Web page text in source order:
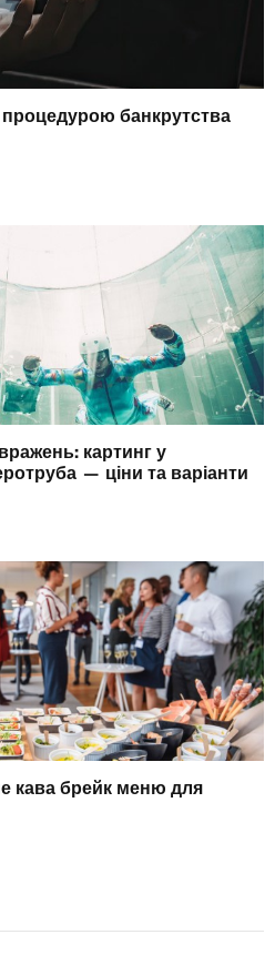
банкрутства
картинг у
— ціни та варіанти
кава брейк меню для